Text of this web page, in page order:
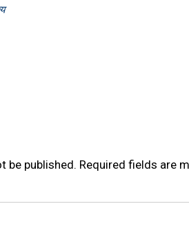
be published. Required fields are